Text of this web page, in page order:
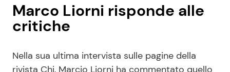
Marco Liorni risponde alle
critiche
Nella sua ultima intervista sulle pagine della
rivista Chi, Marcio Liorni ha commentato quello